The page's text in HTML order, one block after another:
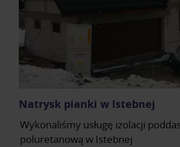
Natrysk pianki w Istebnej
Wykonaliśmy usługę izolacji
poluretanową w Istebnej